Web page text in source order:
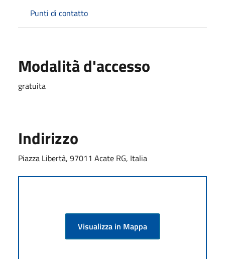
Punti di contatto
Modalità d'accesso
gratuita
Indirizzo
Piazza Libertà, 97011 Acate RG, Italia
Visualizza in Mappa